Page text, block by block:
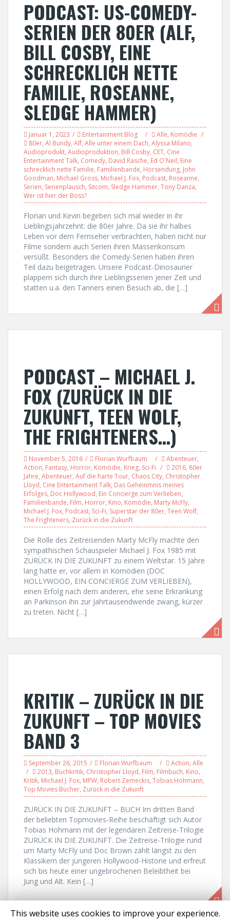
PODCAST: US-COMEDY-
SERIEN DER 80ER (ALF,
BILL COSBY, EINE
SCHRECKLICH NETTE
FAMILIE, ROSEANNE,
SLEDGE HAMMER)
Januar 1, 2023 Entertainment Blog Alle, Komödie
80er, Al Bundy, Alf, Alle unter einem Dach, Alyssa Milano,
Audioprodukt, Audioproduktion, Bill Cosby, CET, Cine
Entertainment Talk, Comedy, David Rasche, Ed O`Neil, Eine
schrecklich nette Familie, Familienbande, Hörsendung, John
Goodman, Michael Gross, Michael J. Fox, Podcast, Roseanne,
Serien, Serienplausch, Sitcom, Sledge Hammer, Tony Danza,
Wer ist hier der Boss?
Florian und Kevin begeben sich mal wieder in ihr
Lieblingsjahrzehnt: die 80er Jahre. Da sie ihr halbes
Leben vor dem Fernseher verbrachten, haben nicht nur
Filme sondern auch Serien ihren Massenkonsum
versüßt. Besonders die Comedy-Serien haben ihren
Teil dazu beigetragen. Unsere Podcast-Dinosaurier
plappern sich durch ihre Lieblingsserien jener Zeit und
statten u.a. den Tanners einen Besuch ab, die […]
PODCAST – MICHAEL J.
FOX (ZURÜCK IN DIE
ZUKUNFT, TEEN WOLF,
THE FRIGHTENERS…)
November 5, 2016 Florian Wurfbaum Abenteuer,
Action, Fantasy, Horror, Komödie, Krieg, Sci-Fi 2016, 80er
Jahre, Abenteuer, Auf die harte Tour, Chaos City, Christopher
Lloyd, Cine Entertainment Talk, Das Geheinmnis meines
Erfolges, Doc Hollywood, Ein Concierge zum Verlieben,
Familienbande, Film, Horror, Kino, Komödie, Marty McFly,
Michael J. Fox, Podcast, Sci-Fi, Superstar der 80er, Teen Wolf,
The Frighteners, Zurück in die Zukunft
Die Rolle des Zeitreisenden Marty McFly machte den
sympathischen Schauspieler Michael J. Fox 1985 mit
ZURÜCK IN DIE ZUKUNFT zu einem Weltstar. 15 Jahre
lang hatte er, vor allem in Komödien (DOC
HOLLYWOOD, EIN CONCIERGE ZUM VERLIEBEN),
einen Erfolg nach dem anderen, ehe seine Erkrankung
an Parkinson ihn zur Jahrtausendwende zwang, kürzer
zu treten. Nicht […]
KRITIK – ZURÜCK IN DIE
ZUKUNFT – TOP MOVIES
BAND 3
September 26, 2015 Florian Wurfbaum Action, Alle
2013, Buchkritik, Christopher Lloyd, Film, Filmbuch, Kino,
Kritik, Michael J. Fox, MPW, Robert Zemeckis, Tobias Hohmann,
Top Movies Bücher, Zurück in die Zukunft
ZURÜCK IN DIE ZUKUNFT – BUCH Im dritten Band
der beliebten Topmovies-Reihe beschäftigt sich Autor
Tobias Hohmann mit der legendären Zeitreise-Trilogie
ZURÜCK IN DIE ZUKUNFT. Die Zeitreise-Trilogie rund
um Marty McFly und Doc Brown zählt längst zu den
Klassikern der jüngeren Hollywood-Historie und erfreut
sich bis heute einer ungebrochenen Beleibtheit bei
Jung und Alt. Kein […]
This website uses cookies to improve your experience.